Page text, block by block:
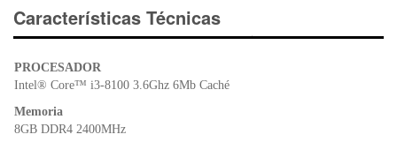
e
b
o
o
er s
A
p
ri
e
dl
Características Técnicas
PROCESADOR
Intel® Core™ i3-8100 3.6Ghz 6Mb Caché
Memoria
8GB DDR4 2400MHz